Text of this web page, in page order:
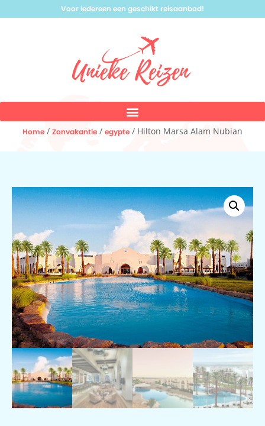
Voor iedereen een geschikt reisaanbod!
Home / Zonvakantie / egypte / Hilton Marsa Alam Nubian